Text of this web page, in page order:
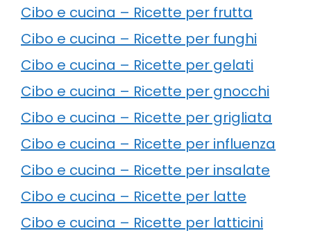
Cibo e cucina – Ricette per frutta
Cibo e cucina – Ricette per funghi
Cibo e cucina – Ricette per gelati
Cibo e cucina – Ricette per gnocchi
Cibo e cucina – Ricette per grigliata
Cibo e cucina – Ricette per influenza
Cibo e cucina – Ricette per insalate
Cibo e cucina – Ricette per latte
Cibo e cucina – Ricette per latticini